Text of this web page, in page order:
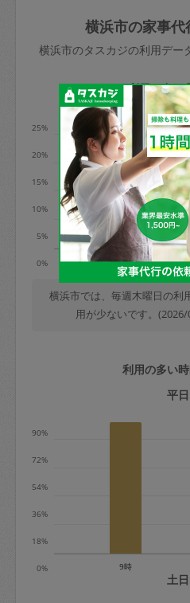
依頼者不在による当
金額の100%＋交通費
※例：依頼日時／土
合、水曜日午前9時
水曜日9時〜金曜日
50%
金曜日9時～土曜日
100%
土曜日8時〜実施時
＋交通費全額
依頼者不在による当
金額の100%＋交通
定期契約をキャンセ
期は月2回まで隔週
※キャンセル料金の
きた場合は損害保険
ご注意ください。
玉、など
あわせてこちらも参
利用します。注意
はありますか？
横浜市の家事
横浜市のタスカジの利用デー
利用の多い
0%
5%
10%
15%
20%
25%
月 火 水
横浜市では、毎週木曜日の利
用が少ないです。
利用の多い
平日
0%
18%
36%
54%
72%
90%
9時
土日